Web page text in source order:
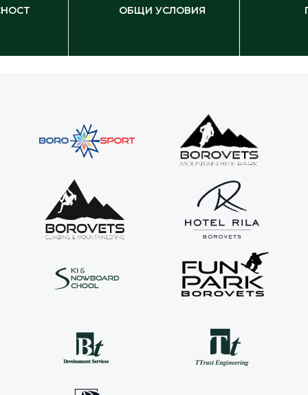
ОБЩИ УСЛОВИЯ